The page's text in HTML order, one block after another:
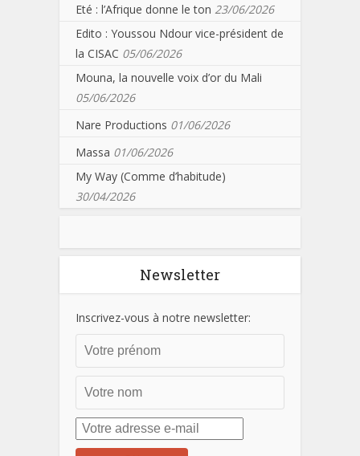
Eté : l’Afrique donne le ton 23/06/2026
Edito : Youssou Ndour vice-président de
la CISAC 05/06/2026
Mouna, la nouvelle voix d’or du Mali
05/06/2026
Nare Productions 01/06/2026
Massa 01/06/2026
My Way (Comme d’habitude)
30/04/2026
Newsletter
Inscrivez-vous à notre newsletter: